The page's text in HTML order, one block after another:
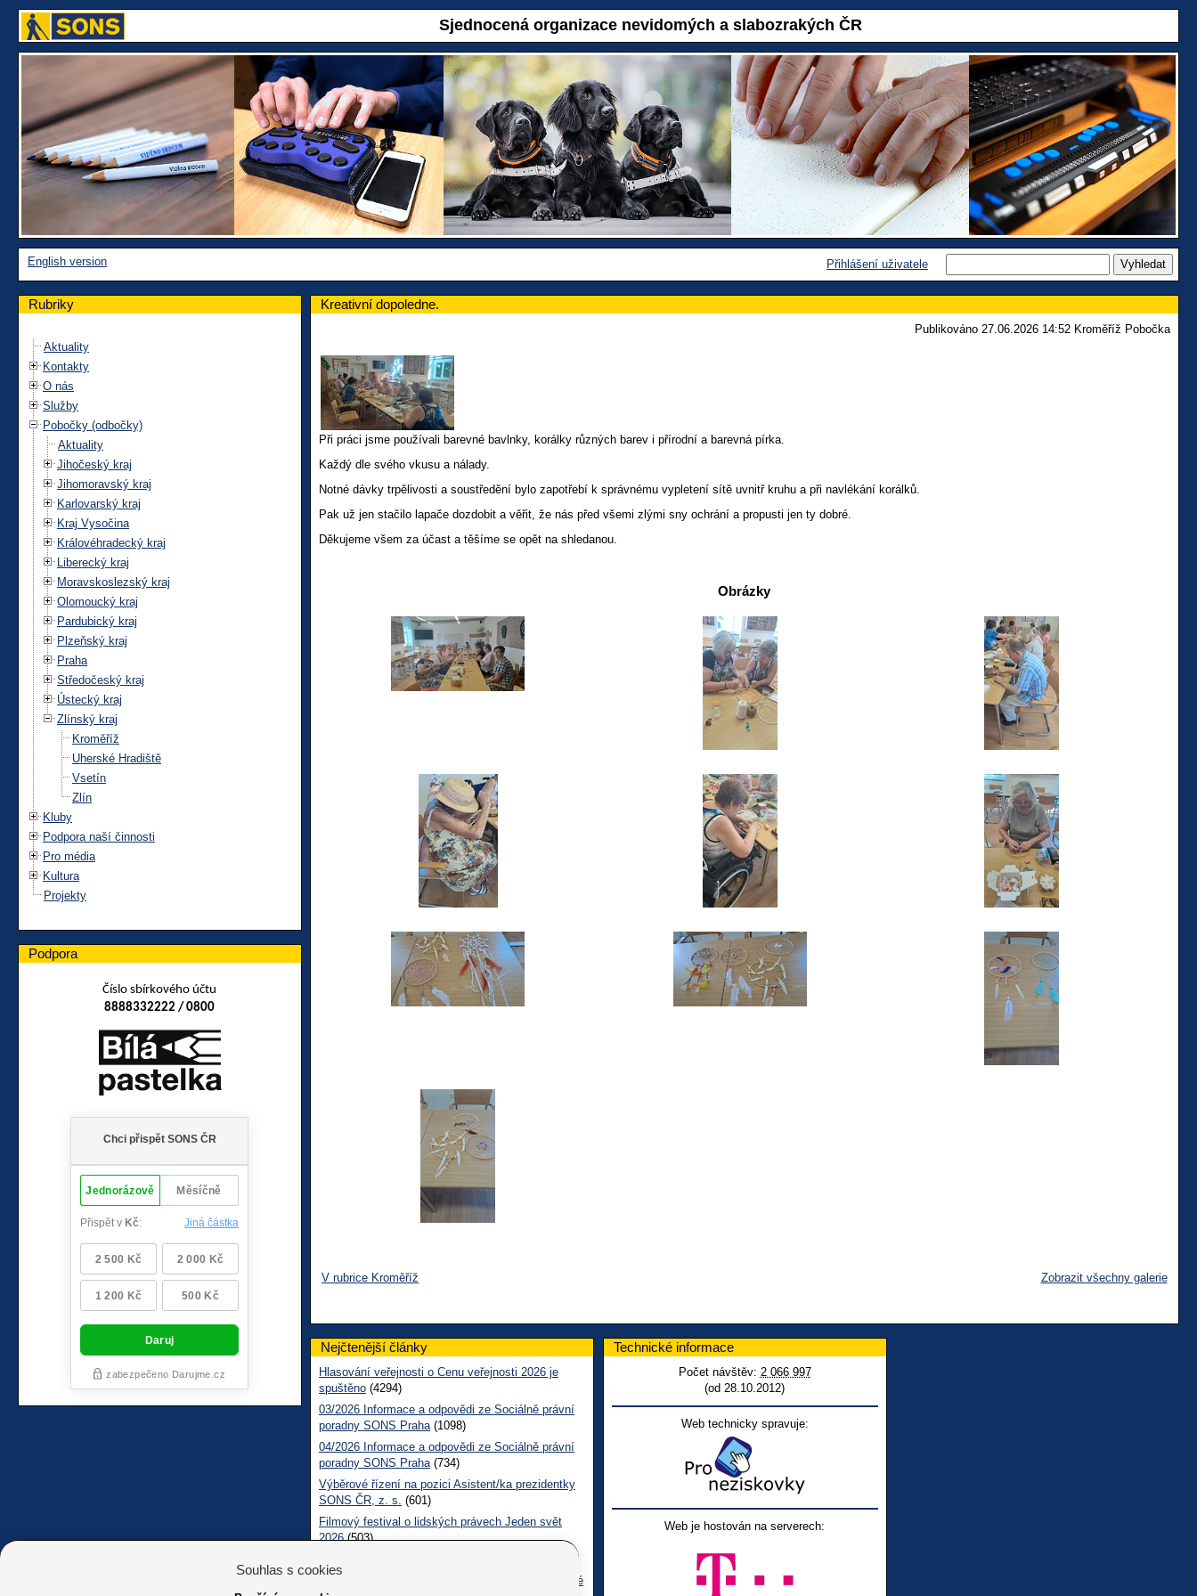
Sjednocená organizace nevidomých a slabozrakých ČR
English version Přihlášení uživatele
Rubriky
Aktuality
Kontakty
O nás
Služby
Pobočky (odbočky)
Aktuality
Jihočeský kraj
Jihomoravský kraj
Karlovarský kraj
Kraj Vysočina
Královéhradecký kraj
Liberecký kraj
Moravskoslezský kraj
Olomoucký kraj
Pardubický kraj
Plzeňský kraj
Praha
Středočeský kraj
Ústecký kraj
Zlínský kraj
Kroměříž
Uherské Hradiště
Vsetín
Zlín
Kluby
Podpora naší činnosti
Pro média
Kultura
Projekty
Kreativní dopoledne.
Publikováno 27.06.2026 14:52 Kroměříž Pobočka
Při práci jsme používali barevné bavlnky, korálky různých barev i přírodní a barevná pírka.
Každý dle svého vkusu a nálady.
Notné dávky trpělivosti a soustředění bylo zapotřebí k správnému vypletení sítě uvnitř kruhu a při navlékání korálků.
Pak už jen stačilo lapače dozdobit a věřit, že nás před všemi zlými sny ochrání a propusti jen ty dobré.
Děkujeme všem za účast a těšíme se opět na shledanou.
Obrázky
V rubrice Kroměříž Zobrazit všechny galerie
Podpora
Číslo sbírkového účtu
8888332222 / 0800
Nejčtenější články
Hlasování veřejnosti o Cenu veřejnosti 2026 je
spuštěno (4294)
03/2026 Informace a odpovědi ze Sociálně právní
poradny SONS Praha (1098)
04/2026 Informace a odpovědi ze Sociálně právní
poradny SONS Praha (734)
Výběrové řízení na pozici Asistent/ka prezidentky
SONS ČR, z. s. (601)
Filmový festival o lidských právech Jeden svět
2026(503)
05/2026 Informace a odpovědi na dotazy z pražské
Technické informace
Počet návštěv: 2 066 997
(od 28.10.2012)
Web technicky spravuje:
Web je hostován na serverech:
Souhlas s cookies